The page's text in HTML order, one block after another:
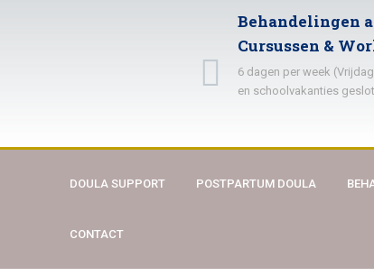
Behandelingen
Cursussen &
6 dagen per week
en schoolvakanties
DOULA SUPPORT POSTPARTUM DOULA
CONTACT